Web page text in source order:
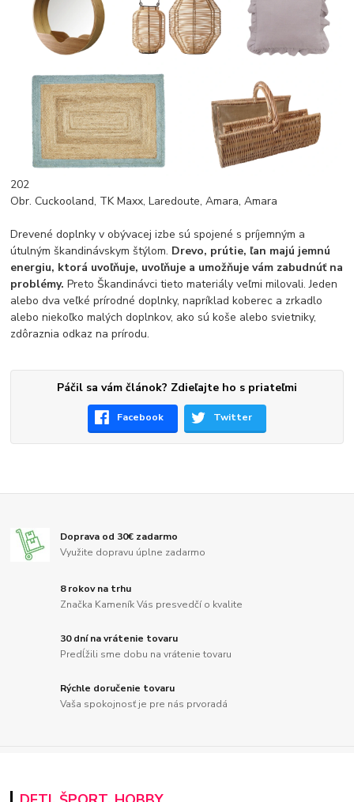
202
Obr. Cuckooland, TK Maxx, Laredoute, Amara, Amara
Drevené doplnky v obývacej izbe sú spojené s príjemným a
útulným škandinávskym štýlom. Drevo, prútie, ľan majú jemnú
energiu, ktorá uvoľňuje, uvoľňuje a umožňuje vám zabudnúť na
problémy.Preto Škandinávci tieto materiály veľmi milovali. Jeden
alebo dva veľké prírodné doplnky, napríklad koberec a zrkadlo
alebo niekoľko malých doplnkov, ako sú koše alebo svietniky,
zdôraznia odkaz na prírodu.
Páčil sa vám článok? Zdieľajte ho s priateľmi
Facebook Twitter
Doprava od 30€ zadarmo
Využite dopravu úplne zadarmo
8 rokov na trhu
Značka Kameník Vás presvedčí o kvalite
30 dní na vrátenie tovaru
Predĺžili sme dobu na vrátenie tovaru
Rýchle doručenie tovaru
Vaša spokojnosť je pre nás prvoradá